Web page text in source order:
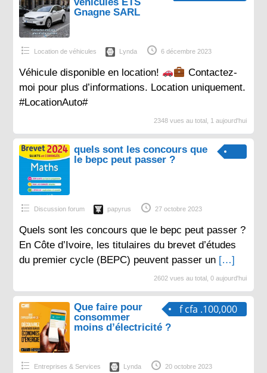
Gnagne SARL
Location de véhicules Lynda 6 décembre 2023
Véhicule disponible en location!
Contactez-
moi pour plus d’informations. Location uniquement.
#LocationAuto#
2348 vues au total, 1 aujourd'hui
quels sont les concours que
le bepc peut passer ?
Discussion forum papyrus 27 octobre 2023
Quels sont les concours que le bepc peut passer ?
En Côte d’Ivoire, les titulaires du brevet d’études
du premier cycle (BEPC) peuvent passer un […]
2602 vues au total, 0 aujourd'hui
f cfa .100,000
Que faire pour
consommer
moins d’électricité ?
Entreprises & Services Lynda 20 octobre 2023